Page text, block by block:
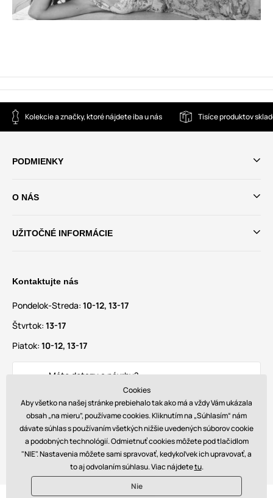
Kolekcie a značky, ktoré nájdete iba u nás Tisíce produktov
PODMIENKY
O NÁS
UŽITOČNÉ INFORMÁCIE
Kontaktujte nás
Pondelok-Streda: 10-12, 13-17
Štvrtok: 13-17
Piatok: 10-12, 13-17
Máte dotazy a návrhy?
info@glamadise.sk
Nájdete nás tiež na
Cookies
Aby všetko na našej stránke prebiehalo tak ako má a vždy Vám ukázala
obsah „na mieru”, používame cookies. Kliknutím na „Súhlasím“ nám
dávate súhlas s používaním všetkých nižšie uvedených súborov cookie
a podobných technológií. Odmietnuť cookies môžete pod tlačidlom
"NIE". Nastavenia môžete sami spravovať, kedykoľvek ich upravovať, a
to aj odvolaním súhlasu. Viac nájdetetu.
Nie